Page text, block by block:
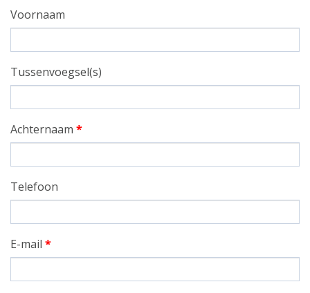
Voornaam
Tussenvoegsel(s)
Achternaam *
Telefoon
E-mail *